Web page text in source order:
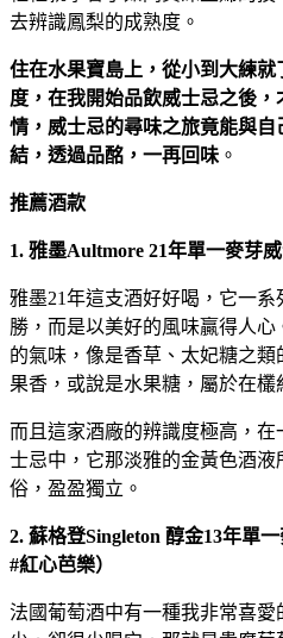
去辨識鳳梨的成熟度。
住在水果寶島上，從小到大練
度，在我開始品飲威士忌之後
情，威士忌的尋味之旅竟能與
結，透過品酩，一再回味 。
推薦酒款
1. 雅墨Aultmore 21年單一麥芽
雅墨21年這支酒好好喝，它一
勝，而是以美好的風味贏得人
的氣味，像是香草、太妃糖之
果香，或說是水果糖，屬於在欉
而且這家酒廠的辨識度極高，
士忌中，它那淡雅的金黃色酒
俗，盈盈獨立。
2. 蘇格登Singleton 醇金13年單
#紅心芭樂）
法國葡萄酒中有一種我非常喜